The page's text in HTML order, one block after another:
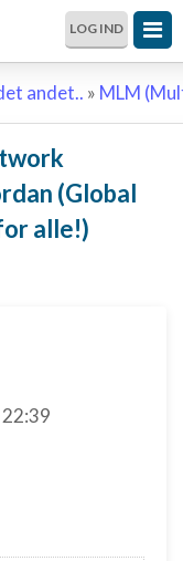
LOG IND
andet.. » MLM
(Global
alle!)
22:39